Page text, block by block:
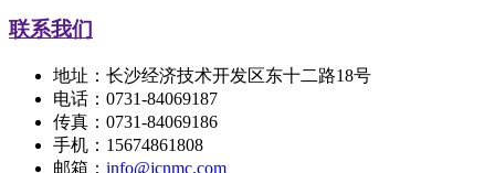
联系我们
地址：长沙经济技术开发区东十二路18号
电话：0731-84069187
传真：0731-84069186
手机：15674861808
邮箱： info@jcnmc.com